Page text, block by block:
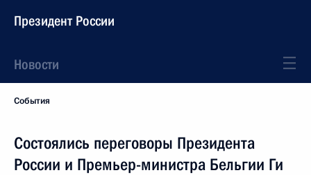
Президент России
Новости
События
Состоялись переговоры Президента
России и Премьер-министра Бельгии Ги